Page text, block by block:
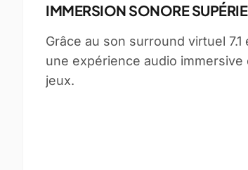
IMMERSION SONORE
Grâce au son surround virtuel
une expérience audio
jeux.